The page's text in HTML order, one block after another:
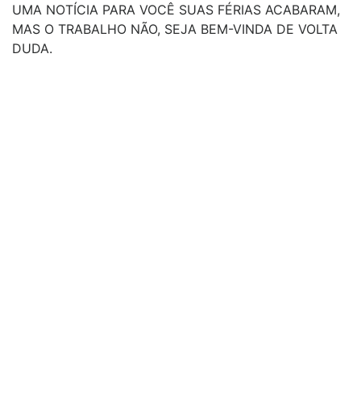
UMA NOTÍCIA PARA VOCÊ SUAS FÉRIAS ACABARAM,
MAS O TRABALHO NÃO, SEJA BEM-VINDA DE VOLTA
DUDA.